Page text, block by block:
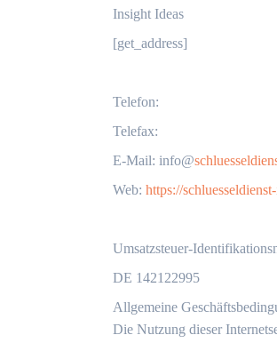
Insight Ideas
[get_address]
Telefon:
Telefax:
‬E-Mail: info@
Web: https://
Umsatzsteuer-
DE 142122995
Allgemeine
Die Nutzung dieser